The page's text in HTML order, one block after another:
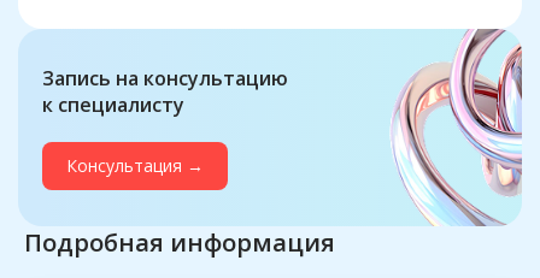
Запись на консультацию
к специалисту
Консультация →
Подробная информация